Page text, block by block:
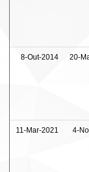
8-Out-2014 20-
11-Mar-2021 4-